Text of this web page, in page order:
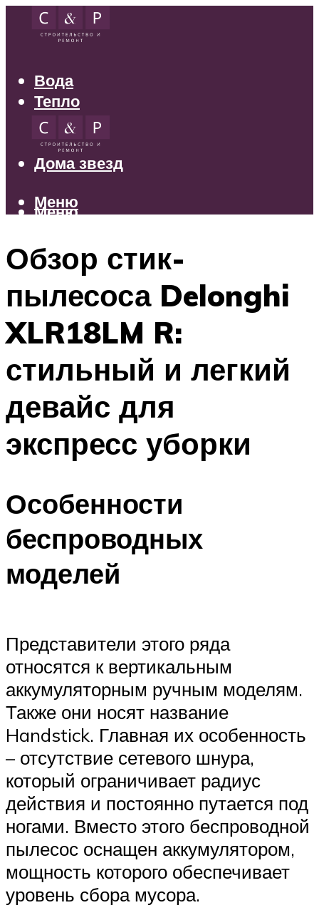
Вода
Тепло
Электрика
Свет
Дома звезд
Меню
Меню
Обзор стик-
пылесоса Delonghi
XLR18LM R:
стильный и легкий
девайс для
экспресс уборки
Особенности
беспроводных
моделей
Представители этого ряда
относятся к вертикальным
аккумуляторным ручным моделям.
Также они носят название
Handstick. Главная их особенность
– отсутствие сетевого шнура,
который ограничивает радиус
действия и постоянно путается под
ногами. Вместо этого беспроводной
пылесос оснащен аккумулятором,
мощность которого обеспечивает
уровень сбора мусора.